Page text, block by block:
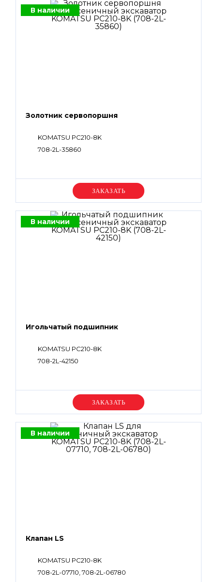
В наличии
Золотник сервопоршня
KOMATSU PC210-8K
708-2L-35860
Уточняйте цену
В наличии
Игольчатый подшипник
KOMATSU PC210-8K
708-2L-42150
Уточняйте цену
В наличии
Клапан LS
KOMATSU PC210-8K
708-2L-07710, 708-2L-06780